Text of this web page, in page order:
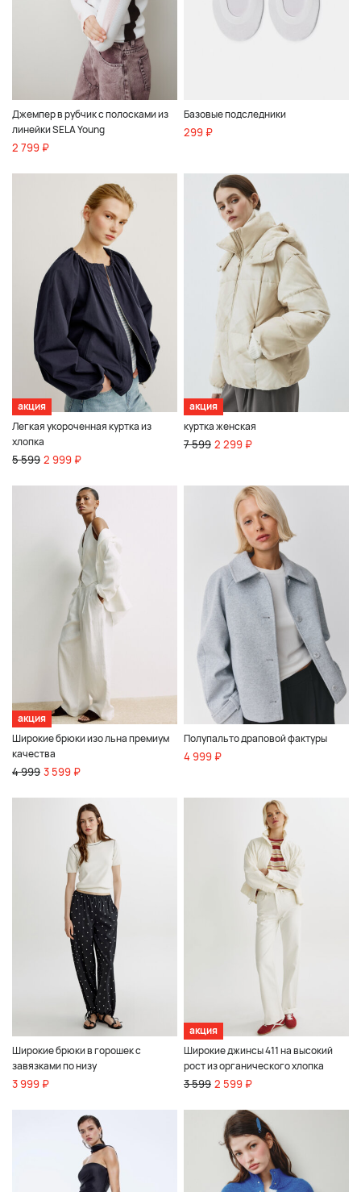
Джемпер в рубчик с полосками из
линейки SELA Young
2 799 ₽
Базовые подследники
299 ₽
акция
Легкая укороченная куртка из
хлопка
5 599 2 999 ₽
акция
куртка женская
7 599 2 299 ₽
акция
Широкие брюки изо льна премиум
качества
4 999 3 599 ₽
Полупальто драповой фактуры
4 999 ₽
Широкие брюки в горошек с
завязками по низу
3 999 ₽
акция
Широкие джинсы 411 на высокий
рост из органического хлопка
3 599 2 599 ₽